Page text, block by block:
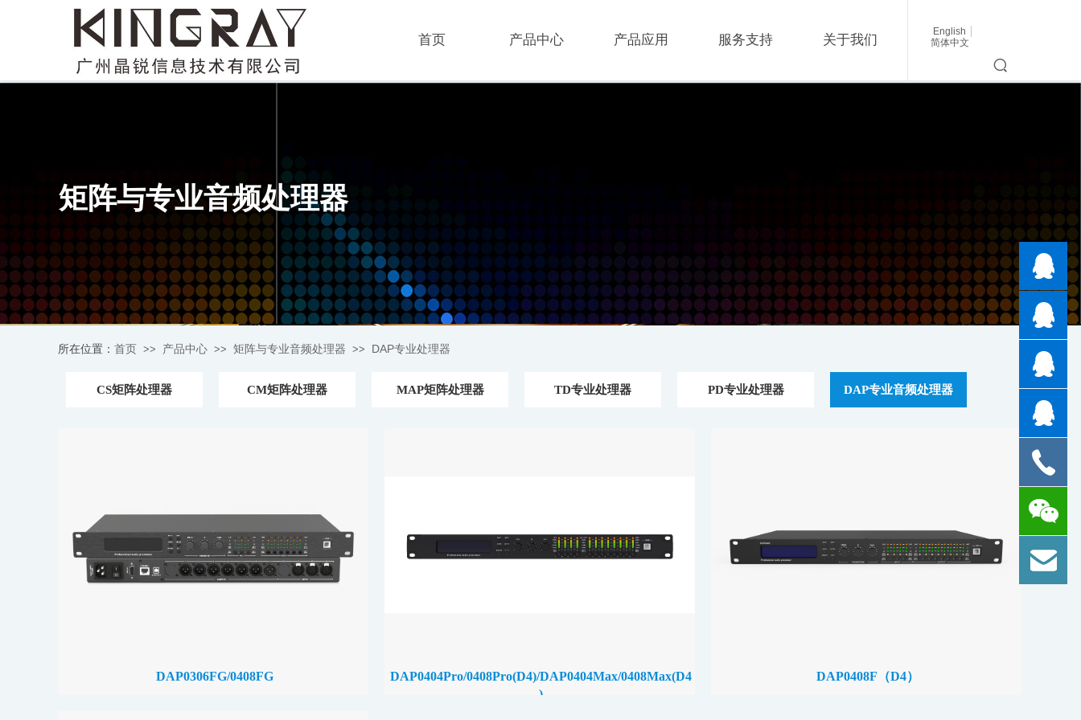
矩阵与专业音频处理器
首页 >> 产品中心 >> 矩阵与专业音频处理器 >> DAP专业处理器
所在位置：
CS矩阵处理器 CM矩阵处理器 MAP矩阵处理器 TD专业处理器 PD专业处理器 DAP专业音频处理器
DAP0306FG/0408FG
DAP0404Pro/0408Pro(D4)/DAP0404Max/0408Max(D4
)
DAP0408F（D4）
English
简体中文
首页 产品中心 产品应用 服务支持 关于我们